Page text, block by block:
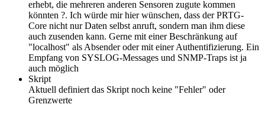
erhebt, die mehreren anderen Sensoren zugute kommen
könnten ?. Ich würde mir hier wünschen, dass der PRTG-
Core nicht nur Daten selbst anruft, sondern man ihm diese
auch zusenden kann. Gerne mit einer Beschränkung auf
"localhost" als Absender oder mit einer Authentifizierung. Ein
Empfang von SYSLOG-Messages und SNMP-Traps ist ja
auch möglich
Skript
Aktuell definiert das Skript noch keine "Fehler" oder
Grenzwerte